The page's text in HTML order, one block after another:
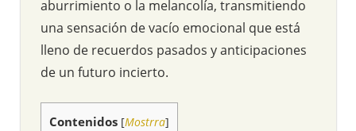
aburrimiento o la melancolía, transmitiendo
una sensación de vacío emocional que está
lleno de recuerdos pasados y anticipaciones
de un futuro incierto.
Contenidos [Mostrra]